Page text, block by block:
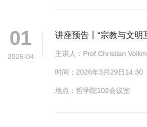
01
2026-04
讲座预告丨“宗教与文明
讲：宗教改革与马丁·路
读——德国研究的最新方
主讲人：Prof.Christian
时间：2026年3月29日14:30
地点：哲学院102会议室